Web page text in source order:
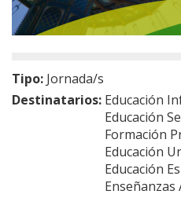
Tipo: Jornada/s
Destinatarios: Educación
Educación
Formación
Educación
Educación
Enseñanzas